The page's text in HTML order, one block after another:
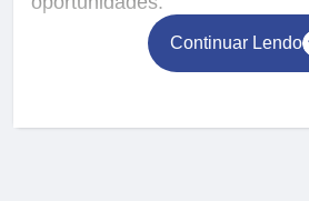
Continuar Lendo